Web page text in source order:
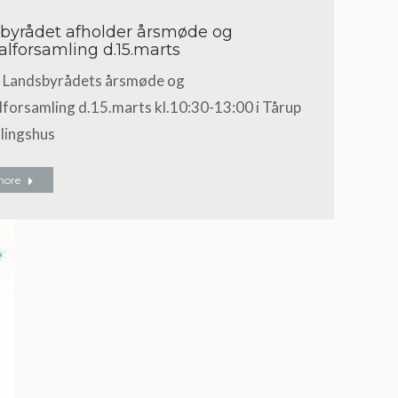
afholder årsmøde og
d.15.marts
årsmøde og
d.15.marts kl.10:30-13:00 i Tårup